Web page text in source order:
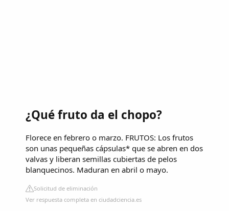
¿Qué fruto da el chopo?
Florece en febrero o marzo. FRUTOS: Los frutos
son unas pequeñas cápsulas* que se abren en dos
valvas y liberan semillas cubiertas de pelos
blanquecinos. Maduran en abril o mayo.
Solicitud de eliminación
Ver respuesta completa en ciudadciencia.es